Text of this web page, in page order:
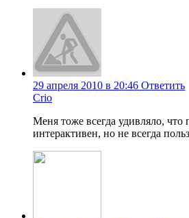
29 апреля 2010 в 20:46 Ответить
Crio
Меня тоже всегда удивляло,
интерактивен, но не всегда